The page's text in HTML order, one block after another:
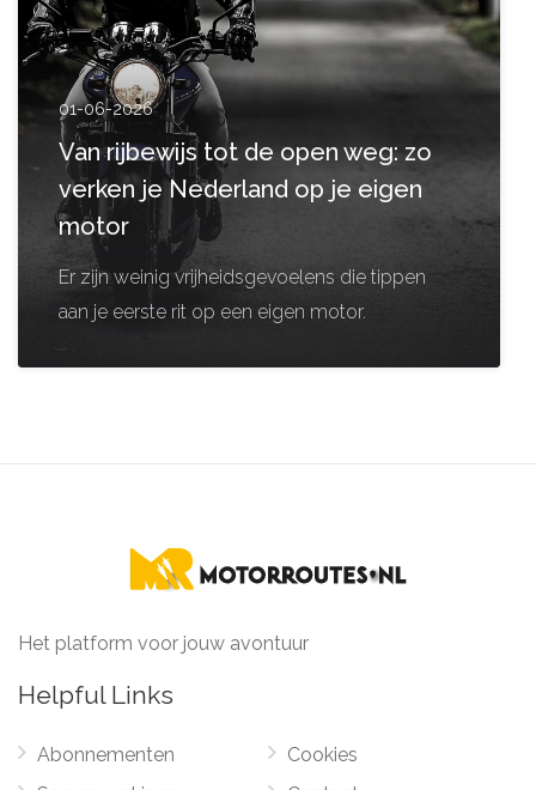
01-06-2026
Van rijbewijs tot de open weg: zo
verken je Nederland op je eigen
motor
Er zijn weinig vrijheidsgevoelens die tippen
aan je eerste rit op een eigen motor.
Het platform voor jouw avontuur
Helpful Links
Abonnementen
Cookies